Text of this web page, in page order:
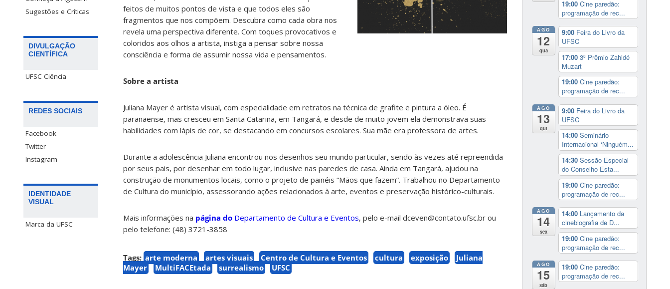
Sugestões e Críticas
DIVULGAÇÃO
CIENTÍFICA
UFSC Ciência
REDES SOCIAIS
Facebook
Twitter
Instagram
IDENTIDADE
VISUAL
Marca da UFSC
feitos de muitos pontos de vista e que todos eles são
fragmentos que nos compõem. Descubra como cada obra nos
revela uma perspectiva diferente. Com toques provocativos e
coloridos aos olhos a artista, instiga a pensar sobre nossa
consciência e forma de assumir nossa vida e pensamentos.
Sobre a artista
Juliana Mayer é artista visual, com especialidade em retratos na técnica de grafite e pintura a óleo. É
paranaense, mas cresceu em Santa Catarina, em Tangará, e desde de muito jovem ela demonstrava suas
habilidades com lápis de cor, se destacando em concursos escolares. Sua mãe era professora de artes.
Durante a adolescência Juliana encontrou nos desenhos seu mundo particular, sendo às vezes até repreendida
por seus pais, por desenhar em todo lugar, inclusive nas paredes de casa. Ainda em Tangará, ajudou na
construção de monumentos locais, como o projeto de painéis “Mãos que fazem”. Trabalhou no Departamento
de Cultura do município, assessorando ações relacionados à arte, eventos e preservação histórico-culturais.
Mais informações na página do Departamento de Cultura e Eventos, pelo e-mail dceven@contato.ufsc.br ou
pelo telefone: (48) 3721-3858
Tags: arte moderna artes visuais Centro de Cultura e Eventos cultura exposição
Juliana
Mayer
MultiFACEtada surrealismo UFSC
19:00 Cine paredão:
programação de rec...
AGO
12
qua
9:00 Feira do Livro da
UFSC
17:00 3º Prêmio Zahidé
Muzart
19:00 Cine paredão:
programação de rec...
AGO
13
qui
9:00 Feira do Livro da
UFSC
14:00 Seminário
Internacional ‘Ninguém...
14:30 Sessão Especial
do Conselho Esta...
19:00 Cine paredão:
programação de rec...
AGO
14
sex
14:00 Lançamento da
cinebiografia de D...
19:00 Cine paredão:
programação de rec...
AGO
15
sáb
19:00 Cine paredão:
programação de rec...